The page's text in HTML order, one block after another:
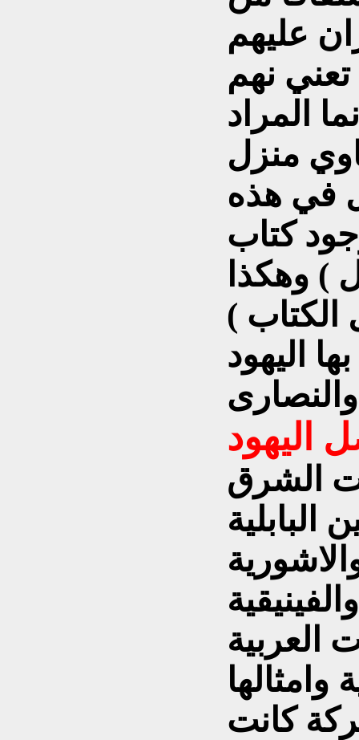
عليهم
نهم
المراد
منزل
في هذه
كتاب
) وهكذا
)
اليهود
الشرق
العربية
وامثالها
كانت